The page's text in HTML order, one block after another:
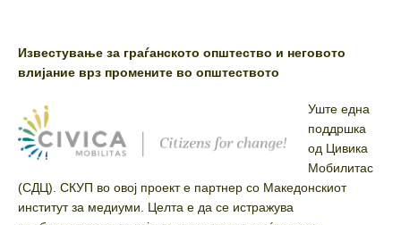
Известување за граѓанското општество и неговото
влијание врз промените во општеството
Уште една
поддршка
од Цивика
Мобилитас
(СДЦ). СКУП во овој проект е партнер со Македонскиот
институт за медиуми. Целта е да се истражува